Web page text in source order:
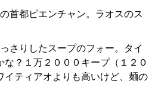
首都ビエンチャン。ラオスのス
さりしたスープのフォー。タイ
な？１万２０００キープ（１２０
イティアオよりも高いけど、麺の